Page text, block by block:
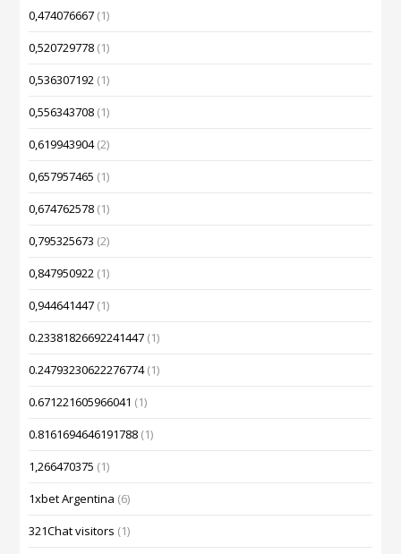
0,474076667 (1)
0,520729778 (1)
0,536307192 (1)
0,556343708 (1)
0,619943904(2)
0,657957465 (1)
0,674762578 (1)
0,795325673 (2)
0,847950922 (1)
0,944641447 (1)
0.23381826692241447 (1)
0.24793230622276774(1)
0.671221605966041 (1)
0.8161694646191788 (1)
1,266470375 (1)
1xbet Argentina (6)
321Chat visitors (1)